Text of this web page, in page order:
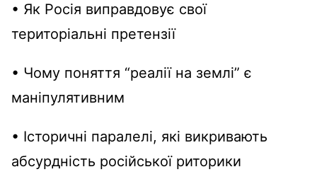
• Як Росія виправдовує свої
територіальні претензії
• Чому поняття “реалії на землі” є
маніпулятивним
• Історичні паралелі, які викривають
абсурдність російської риторики